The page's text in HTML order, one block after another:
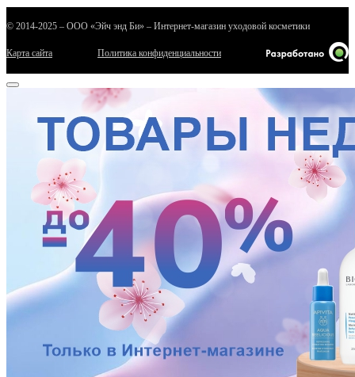
© 2014-2025 – ООО «Эйч энд Би» – Интернет-магазин уходовой косметики
Карта сайта Политика конфиденциальности